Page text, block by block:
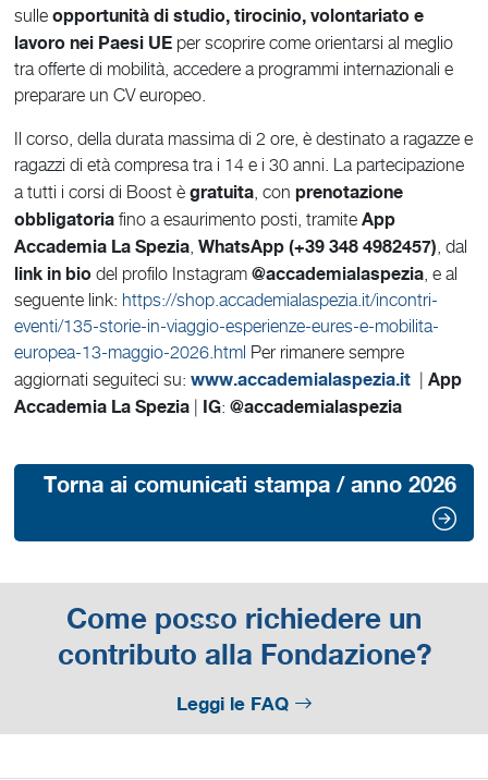
sulleopportunità di studio, tirocinio, volontariato e
lavoro nei Paesi UE per scoprire come orientarsi al meglio
tra offerte di mobilità, accedere a programmi internazionali e
preparare un CV europeo.
Il corso, della durata massima di 2 ore, è destinato a ragazze e
ragazzi di età compresa tra i 14 e i 30 anni. La partecipazione
a tutti i corsi di Boost ègratuita, conprenotazione
obbligatoria fino a esaurimento posti, tramiteApp
Accademia La Spezia,WhatsApp (+39 348 4982457), dal
link in bio del profilo Instagram@accademialaspezia, e al
seguente link: https://shop.accademialaspezia.it/incontri-
eventi/135-storie-in-viaggio-esperienze-eures-e-mobilita-
europea-13-maggio-2026.html Per rimanere sempre
aggiornati seguiteci su:www.accademialaspezia.it |App
Accademia La Spezia | IG:@accademialaspezia
Torna ai comunicati stampa / anno 2026
Come posso richiedere un
contributo alla Fondazione?
Leggi le FAQ